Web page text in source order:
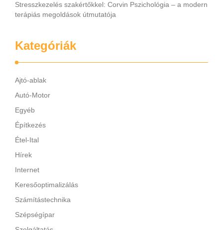
Stresszkezelés szakértőkkel: Corvin Pszichológia – a modern
terápiás megoldások útmutatója
Kategóriák
Ajtó-ablak
Autó-Motor
Egyéb
Építkezés
Étel-Ital
Hírek
Internet
Keresőoptimalizálás
Számítástechnika
Szépségípar